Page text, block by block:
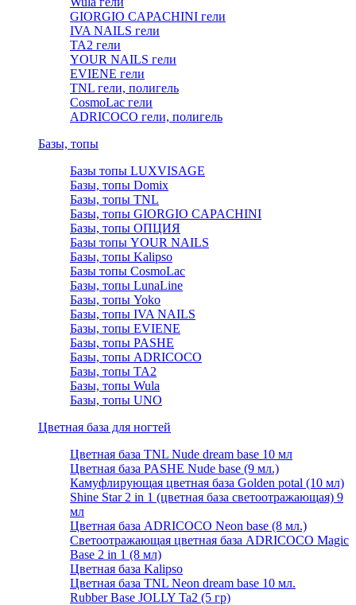
GIORGIO CAPACHINI гели
IVA NAILS гели
TA2 гели
YOUR NAILS гели
EVIENE гели
TNL гели, полигель
CosmoLac гели
ADRICOCO гели, полигель
Базы, топы
Базы топы LUXVISAGE
Базы, топы Domix
Базы, топы TNL
Базы, топы GIORGIO CAPACHINI
Базы, топы ОПЦИЯ
Базы топы YOUR NAILS
Базы, топы Kalipso
Базы топы CosmoLac
Базы, топы LunaLine
Базы, топы Yoko
Базы, топы IVA NAILS
Базы, топы EVIENE
Базы, топы PASHE
Базы, топы ADRICOCO
Базы, топы TA2
Базы, топы Wula
Базы, топы UNO
Цветная база для ногтей
Цветная база TNL Nude dream base 10 мл
Цветная база PASHE Nude base (9 мл.)
Камуфлирующая цветная база Golden potal (10 мл)
Shine Star 2 in 1 (цветная база светоотражающая) 9
мл
Цветная база ADRICOCO Neon base (8 мл.)
Светоотражающая цветная база ADRICOCO Magic
Base 2 in 1 (8 мл)
Цветная база Kalipso
Цветная база TNL Neon dream base 10 мл.
Rubber Base JOLLY Ta2 (5 гр)